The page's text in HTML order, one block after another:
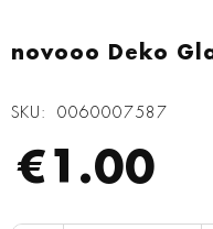
novooo Deko
SKU 0060007587
€1.00
Anfang
springen